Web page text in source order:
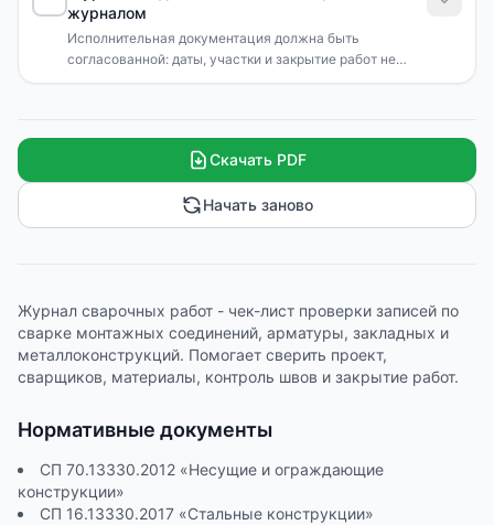
журналом
Исполнительная документация должна быть
согласованной: даты, участки и закрытие работ не
должны противоречить друг другу.
Скачать PDF
Начать заново
Журнал сварочных работ - чек-лист проверки записей по
сварке монтажных соединений, арматуры, закладных и
металлоконструкций. Помогает сверить проект,
сварщиков, материалы, контроль швов и закрытие работ.
Нормативные документы
СП 70.13330.2012 «Несущие и ограждающие
конструкции»
СП 16.13330.2017 «Стальные конструкции»